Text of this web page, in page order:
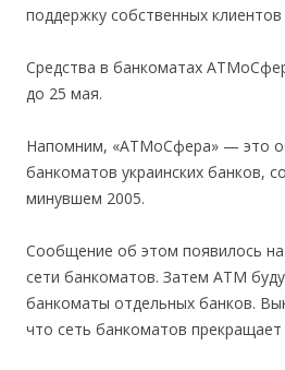
поддержку собственных
Средства в банкоматах
до 25 мая.
Напомним, «АТМоСфера» — это
банкоматов украинских банков,
минувшем 2005.
Сообщение об этом появилось на
сети банкоматов. Затем АТМ
банкоматы отдельных банков.
что сеть банкоматов